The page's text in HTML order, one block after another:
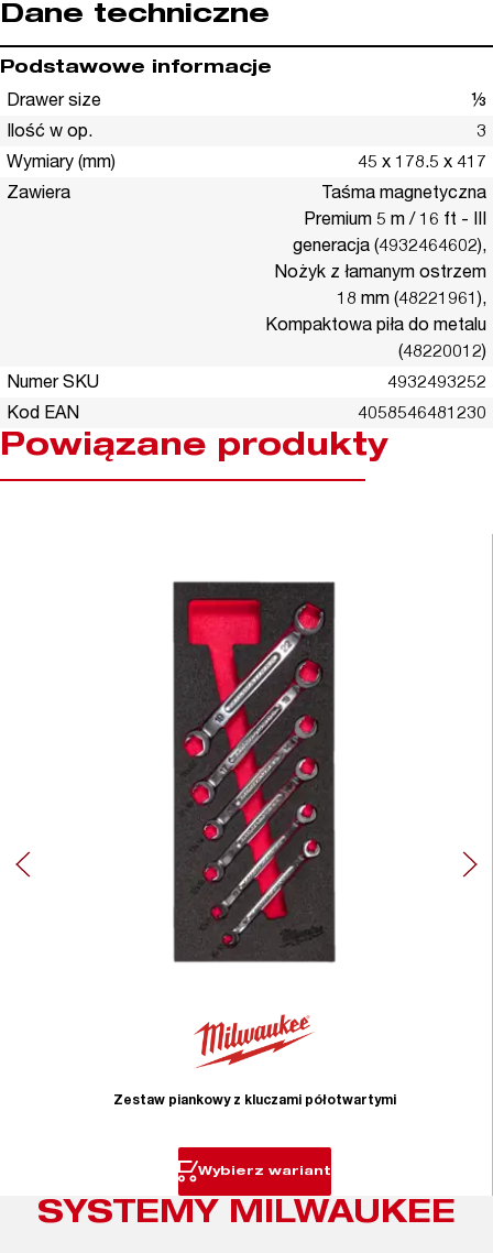
Dane techniczne
Podstawowe informacje
Drawer size
⅓
Ilość w op.
3
Wymiary (mm)
45 x 178.5 x 417
Zawiera
Taśma magnetyczna
Premium 5 m / 16 ft - III
generacja (4932464602),
Nożyk z łamanym ostrzem
18 mm (48221961),
Kompaktowa piła do metalu
(48220012)
Numer SKU
4932493252
Kod EAN
4058546481230
Powiązane produkty
Zestaw piankowy z kluczami półotwartymi
Wybierz wariant
SYSTEMY MILWAUKEE